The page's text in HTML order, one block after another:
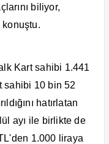
biliyor,
konuştu.
Kart sahibi 1.441
sahibi 10 bin 52
hatırlatan
ayı ile birlikte de
1.000 liraya